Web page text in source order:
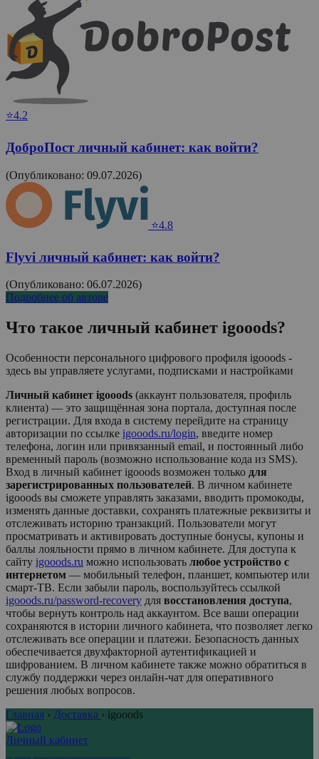
⭐4.2
ДоброПост личный кабинет: как войти?
(Опубликовано: 09.07.2026)
⭐4.8
Flyvi личный кабинет: как войти?
(Опубликовано: 06.07.2026)
Подробнее об авторе
Что такое личный кабинет igooods?
Особенности персонального цифрового профиля igooods -
здесь вы управляете услугами, подписками и настройками
Личный кабинет igooods (аккаунт пользователя, профиль
клиента) — это защищённая зона портала, доступная после
регистрации. Для входа в систему перейдите на страницу
авторизации по ссылке igooods.ru/login, введите номер
телефона, логин или привязанный email, и постоянный либо
временный пароль (возможно использование кода из SMS).
Вход в личный кабинет igooods возможен только для
зарегистрированных пользователей. В личном кабинете
igooods вы сможете управлять заказами, вводить промокоды,
изменять данные доставки, сохранять платежные реквизиты и
отслеживать историю транзакций. Пользователи могут
просматривать и активировать доступные бонусы, купоны и
баллы лояльности прямо в личном кабинете. Для доступа к
сайту igooods.ru можно использовать любое устройство с
интернетом — мобильный телефон, планшет, компьютер или
смарт-ТВ. Если забыли пароль, воспользуйтесь ссылкой
igooods.ru/password-recovery для восстановления доступа,
чтобы вернуть контроль над аккаунтом. Все ваши операции
сохраняются в истории личного кабинета, что позволяет легко
отслеживать все операции и платежи. Безопасность данных
обеспечивается двухфакторной аутентификацией и
шифрованием. В личном кабинете также можно обратиться в
службу поддержки через онлайн-чат для оперативного
решения любых вопросов.
Главная › Доставка › igooods
Личный кабинет